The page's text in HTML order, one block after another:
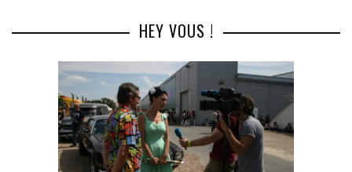
HEY VOUS !